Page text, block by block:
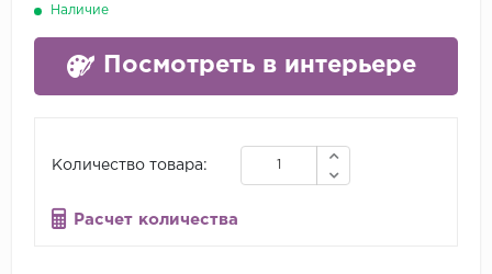
Наличие
Посмотреть в интерьере
Количество товара:
Расчет количества